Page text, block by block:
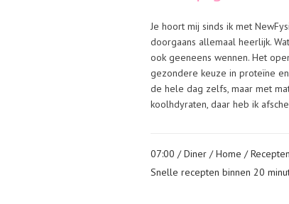
Je hoort mij sinds ik met
doorgaans allemaal heerlijk.
ook geeneens wennen. Het
gezondere keuze in proteïne
de hele dag zelfs, maar met
koolhdyraten, daar heb ik
07:00 /Diner /Home /Recepten
Snelle recepten binnen 20